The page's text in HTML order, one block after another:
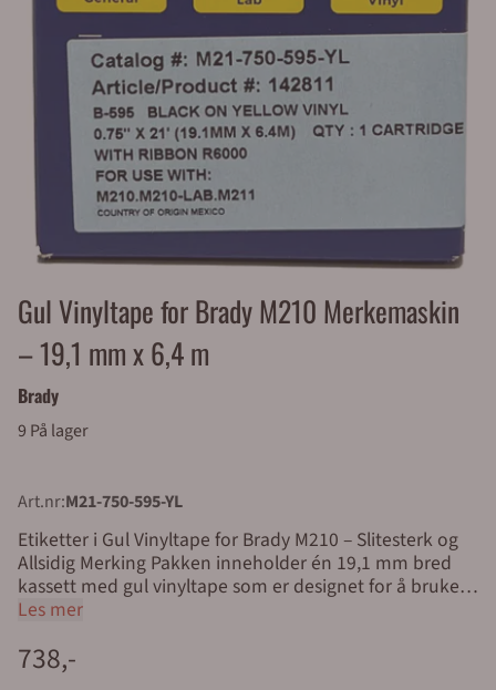
Gul Vinyltape for Brady M210 Merkemaskin
– 19,1 mm x 6,4 m
Brady
9 På lager
Art.nr:M21-750-595-YL
Etiketter i Gul Vinyltape for Brady M210 – Slitesterk og
Allsidig Merking Pakken inneholder én 19,1 mm bred
kassett med gul vinyltape som er designet for å brukes
med Brady M210 etikettskriver. Disse etikettene er
kabler, ledninger, patch-paneler, terminalblokker, rør,
og hetteglass. Takket være det slitesterke
Les mer
738,-